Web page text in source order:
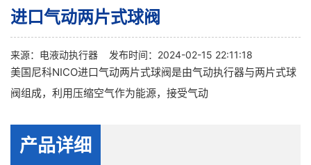
进口气动两片式球阀
来源： 电液动执行器 发布时间：2024-02-15 22:11:18
美国尼科NICO进口气动两片式球阀是由气动执行器与两片式球
阀组成，利用压缩空气作为能源，接受气动
产品详细